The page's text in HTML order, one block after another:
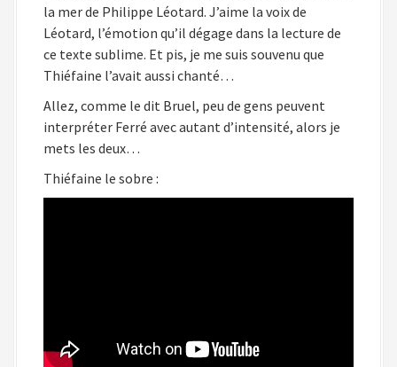
la mer de Philippe Léotard. J’aime la voix de
Léotard, l’émotion qu’il dégage dans la lecture de
ce texte sublime. Et pis, je me suis souvenu que
Thiéfaine l’avait aussi chanté…
Allez, comme le dit Bruel, peu de gens peuvent
interpréter Ferré avec autant d’intensité, alors je
mets les deux…
Thiéfaine le sobre :